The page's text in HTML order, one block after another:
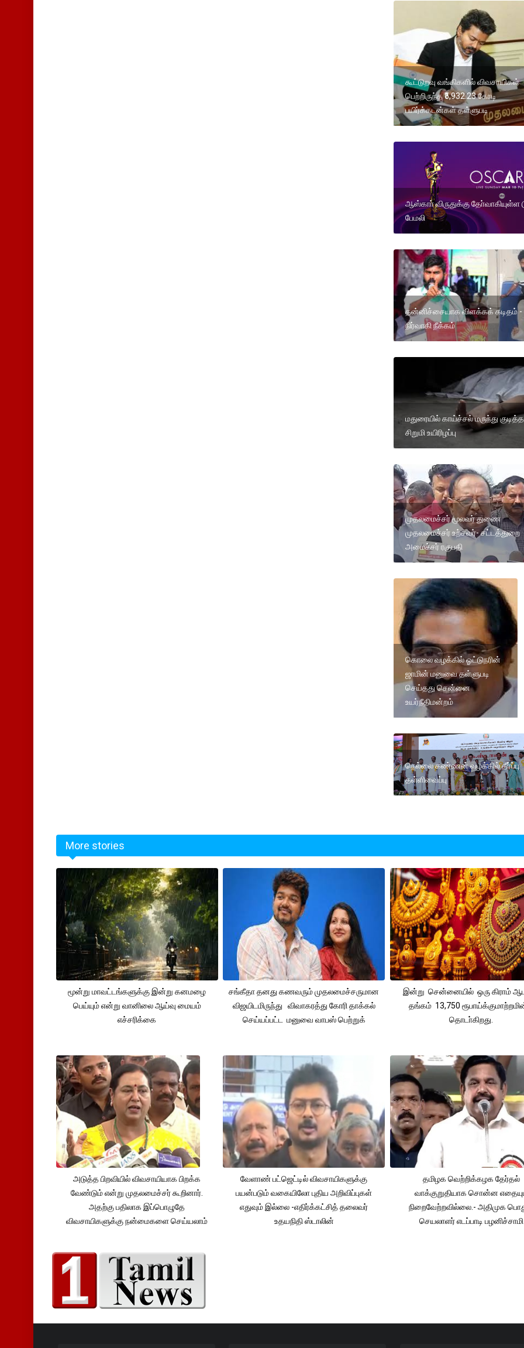
கூட்டுறவு வங்கிகளில் விவசாயிகள்
பெற்றிருந்த ₹5,932.23 கோடி
பயிர்க்கடன்கள் தள்ளுபடி
ஆஸ்காா் விருதுக்கு தோ்வாகியுள்ள
பேமலி
தன்னிச்சையாக விளக்கக் கடிதம் -
நிர்வாகி நீக்கம்
மதுரையில் காய்ச்சல் மருந்து குடித்த
சிறுமி உயிரிழப்பு
முதலமைச்சர் மூலவர் துணை
முதலமைச்சர் உற்சவர்- சட்டத்துறை
அமைச்சர் ரகுபதி
கொலை வழக்கில் ஓட்டுநரின்
ஜாமின் மனுவை தள்ளுபடி
செய்தது சென்னை
உயர்நீதிமன்றம்
நெல்லை கண்ணன் வழக்கில் தீர்ப்பு
தள்ளிவைப்பு
More stories
மூன்று மாவட்டங்களுக்கு இன்று கனமழை
பெய்யும் என்று வானிலை ஆய்வு மையம்
எச்சரிக்கை
சங்கீதா தனது கணவரும் முதலமைச்சருமான
விஜயிடமிருந்து விவாகரத்து கோரி தாக்கல்
செய்யப்பட்ட மனுவை வாபஸ் பெற்றுக்
இன்று சென்னையில் ஒரு கிராம்
தங்கம் 13,750
தொடா்கிறது.
அடுத்த பிறவியில் விவசாயியாக பிறக்க
வேண்டும் என்று முதலமைச்சர் கூறினார்.
அதற்கு பதிலாக இப்பொழுதே
விவசாயிகளுக்கு நன்மைகளை செய்யலாம்
வேளாண் பட்ஜெட்டில் விவசாயிகளுக்கு
பயன்படும் வகையிலோ புதிய அறிவிப்புகள்
எதுவும் இல்லை -எதிர்க்கட்சித் தலைவர்
உதயநிதி ஸ்டாலின்
தமிழக வெற்றிக்கழக தேர்தல்
வாக்குறுதியாக சொன்ன
நிறைவேற்றவில்லை.- அதிமுக
செயலாளர் எடப்பாடி பழனிச்சாமி